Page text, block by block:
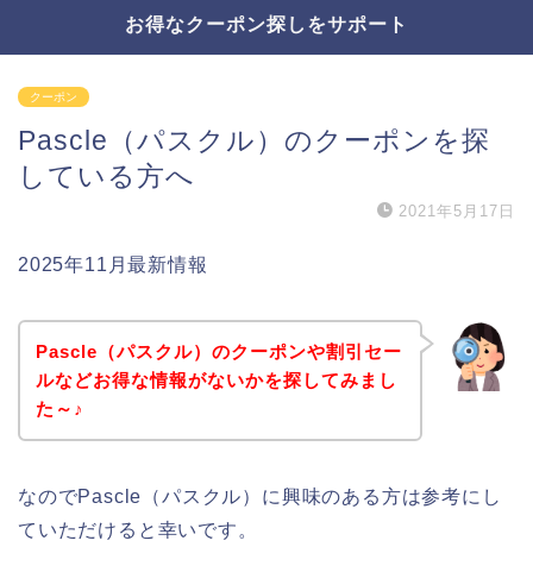
お得なクーポン探しをサポート
クーポン
Pascle（パスクル）のクーポンを探
している方へ
2021年5月17日
2025年11月最新情報
Pascle（パスクル）のクーポンや割引セー
ルなどお得な情報がないかを探してみまし
た～♪
なのでPascle（パスクル）に興味のある方は参考にし
ていただけると幸いです。